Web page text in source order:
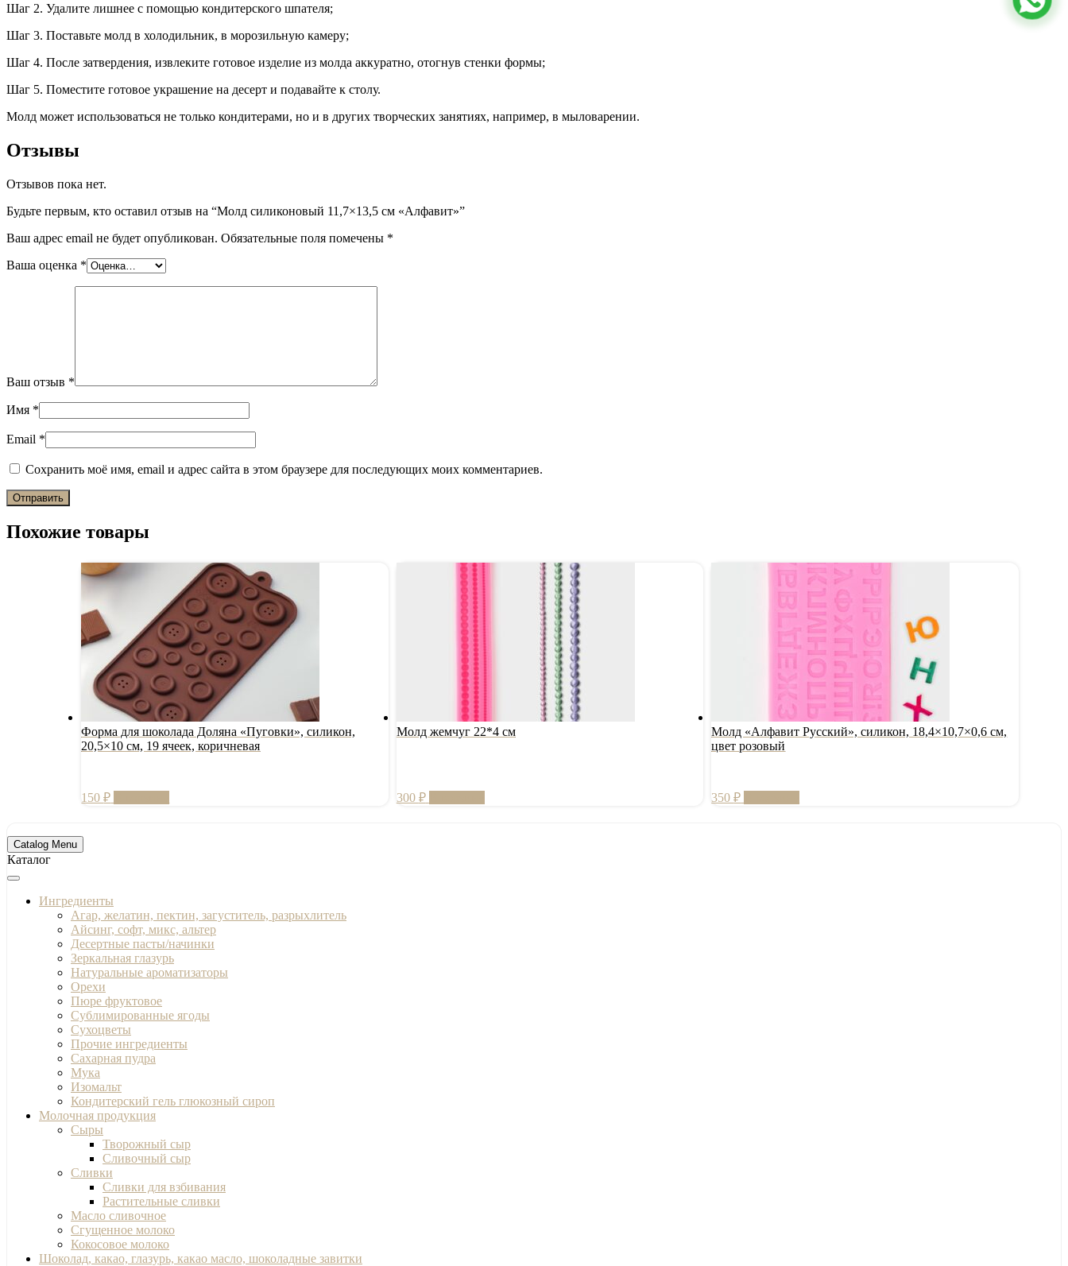
Шаг 2. Удалите лишнее с помощью кондитерского шпателя;
Шаг 3. Поставьте молд в холодильник, в морозильную камеру;
Шаг 4. После затвердения, извлеките готовое изделие из молда аккуратно, отогнув стенки формы;
Шаг 5. Поместите готовое украшение на десерт и подавайте к столу.
Молд может использоваться не только кондитерами, но и в других творческих занятиях, например, в мыловарении.
Отзывы
Отзывов пока нет.
Будьте первым, кто оставил отзыв на “Молд силиконовый 11,7×13,5 см «Алфавит»”
Ваш адрес email не будет опубликован. Обязательные поля помечены *
Ваша оценка *
Ваш отзыв *
Имя *
Email *
Сохранить моё имя, email и адрес сайта в этом браузере для последующих моих комментариев.
Похожие товары
Форма для шоколада Доляна «Пуговки», силикон,
20,5×10 см, 19 ячеек, коричневая
150₽
Молд жемчуг 22*4 см
300 ₽
Молд «Алфавит Русский», силикон, 18,4×10,7×0,6 см,
цвет розовый
350₽
Catalog Menu
Каталог
Ингредиенты
Агар, желатин, пектин, загуститель, разрыхлитель
Айсинг, софт, микс, альтер
Десертные пасты/начинки
Зеркальная глазурь
Натуральные ароматизаторы
Орехи
Пюре фруктовое
Сублимированные ягоды
Сухоцветы
Прочие ингредиенты
Сахарная пудра
Мука
Изомальт
Кондитерский гель глюкозный сироп
Молочная продукция
Сыры
Творожный сыр
Сливочный сыр
Сливки
Сливки для взбивания
Растительные сливки
Масло сливочное
Сгущенное молоко
Кокосовое молоко
Шоколад, какао, глазурь, какао масло, шоколадные завитки